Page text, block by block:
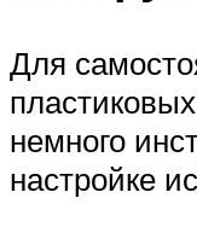
Для
немного
настройке